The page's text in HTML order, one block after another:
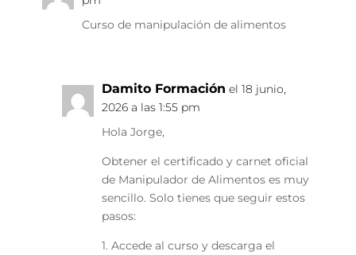
Curso de manipulación de alimentos
Damito Formación el 18 junio,
2026 a las 1:55 pm
Hola Jorge,
Obtener el certificado y carnet oficial
de Manipulador de Alimentos es muy
sencillo. Solo tienes que seguir estos
pasos:
1. Accede al curso y descarga el